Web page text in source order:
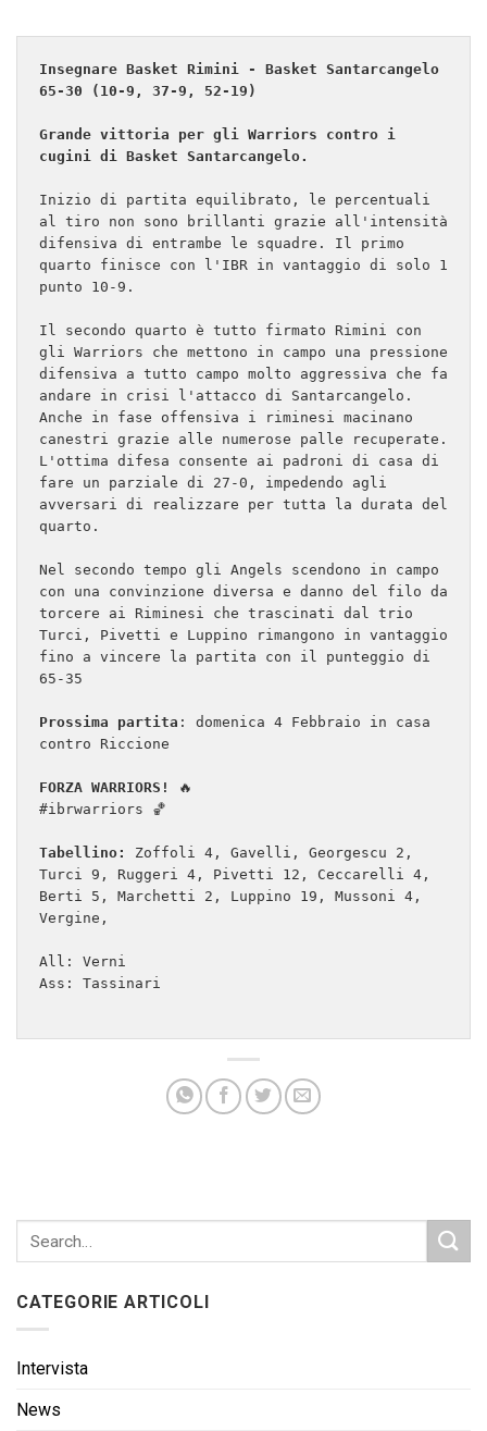
Insegnare Basket Rimini - Basket Santarcangelo
65-30 (10-9, 37-9, 52-19)
Grande vittoria per gli Warriors contro i
cugini di Basket Santarcangelo.
Inizio di partita equilibrato, le percentuali
al tiro non sono brillanti grazie all'intensità
difensiva di entrambe le squadre. Il primo
quarto finisce con l'IBR in vantaggio di solo 1
punto 10-9.
Il secondo quarto è tutto firmato Rimini con
gli Warriors che mettono in campo una pressione
difensiva a tutto campo molto aggressiva che fa
andare in crisi l'attacco di Santarcangelo.
Anche in fase offensiva i riminesi macinano
canestri grazie alle numerose palle recuperate.
L'ottima difesa consente ai padroni di casa di
fare un parziale di 27-0, impedendo agli
avversari di realizzare per tutta la durata del
quarto.
Nel secondo tempo gli Angels scendono in campo
con una convinzione diversa e danno del filo da
torcere ai Riminesi che trascinati dal trio
Turci, Pivetti e Luppino rimangono in vantaggio
fino a vincere la partita con il punteggio di
65-35
Prossima partita : domenica 4 Febbraio in casa
contro Riccione
FORZA WARRIORS!
🔥
#ibrwarriors 🏀
Tabellino:
Zoffoli 4, Gavelli, Georgescu 2,
Turci 9, Ruggeri 4, Pivetti 12, Ceccarelli 4,
Berti 5, Marchetti 2, Luppino 19, Mussoni 4,
Vergine,
All: Verni
Ass: Tassinari
CATEGORIE ARTICOLI
Intervista
News